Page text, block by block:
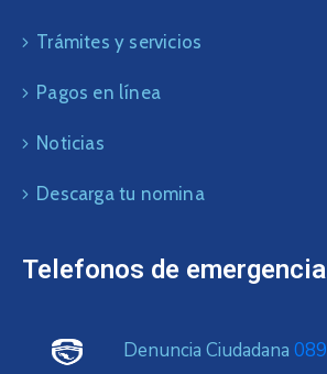
Trámites y servicios
Pagos en línea
Noticias
Descarga tu nomina
Telefonos de emergencia
Denuncia Ciudadana 089